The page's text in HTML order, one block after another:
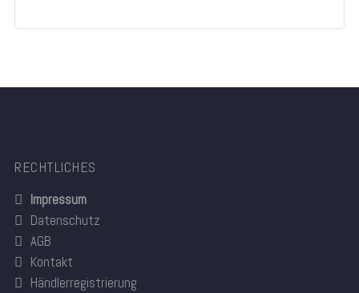
RECHTLICHES
Impressum
Datenschutz
AGB
Kontakt
Händlerregistrierung